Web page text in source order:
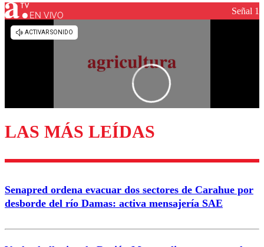
EN VIVO Señal 1
LAS MÁS LEÍDAS
Senapred ordena evacuar dos sectores de Carahue por
desborde del río Damas: activa mensajería SAE